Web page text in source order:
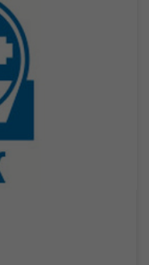
које напајају
Планирани
и од 13 до 14
Зрењанин вршиће